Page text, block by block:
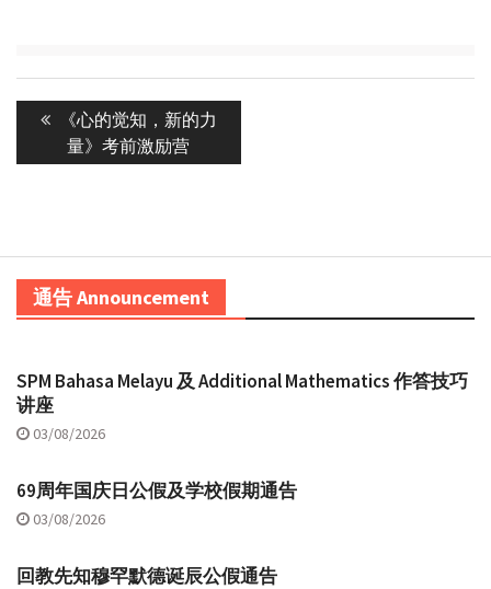
navigation
Previous
post:
《心的觉知，新的力
量》考前激励营
通告 Announcement
SPM Bahasa Melayu 及 Additional Mathematics 作答技巧
讲座
03/08/2026
69周年国庆日公假及学校假期通告
03/08/2026
回教先知穆罕默德诞辰公假通告